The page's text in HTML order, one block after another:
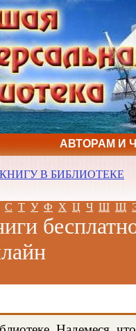
АВТОРАМ И
В БИБЛИОТЕКЕ
С Т У Ф Х Ц Ч Ш Щ